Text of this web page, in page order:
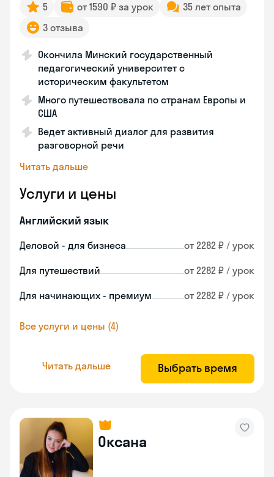
5 от 1590 ₽ за урок
35 лет опыта
3 отзыва
Окончила Минский государственный
педагогический университет с
историческим факультетом
Много путешествовала по странам Европы и
США
Ведет активный диалог для развития
разговорной речи
Читать дальше
Услуги и цены
Английский язык
Деловой - для бизнеса от 2282 ₽ / урок
Для путешествий от 2282 ₽ / урок
Для начинающих - премиум от 2282 ₽ / урок
Все услуги и цены (4)
Читать дальше Выбрать время
Оксана